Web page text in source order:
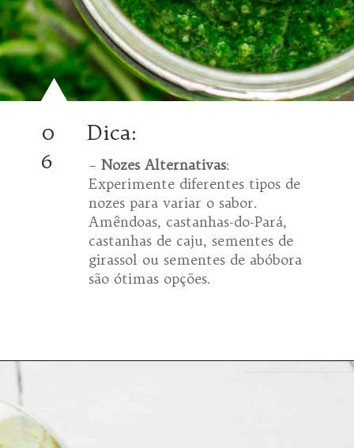
Dica:
0
6
– Nozes Alternativas:
Experimente diferentes tipos de
nozes para variar o sabor.
Amêndoas, castanhas-do-Pará,
castanhas de caju, sementes de
girassol ou sementes de abóbora
são ótimas opções.